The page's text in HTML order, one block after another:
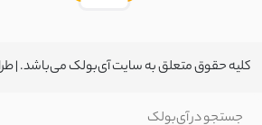
کلیه حقوق متعلق به سایت آی‌بولک می‌باشد. |